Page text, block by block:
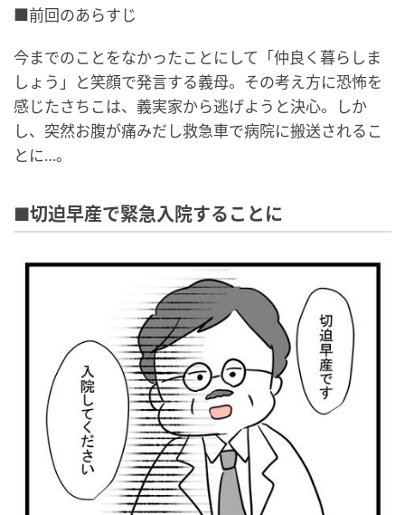
■前回のあらすじ
今までのことをなかったことにして「仲良く暮らしま
しょう」と笑顔で発言する義母。その考え方に恐怖を
感じたさちこは、義実家から逃げようと決心。しか
し、突然お腹が痛みだし救急車で病院に搬送されるこ
とに…。
■切迫早産で緊急入院することに